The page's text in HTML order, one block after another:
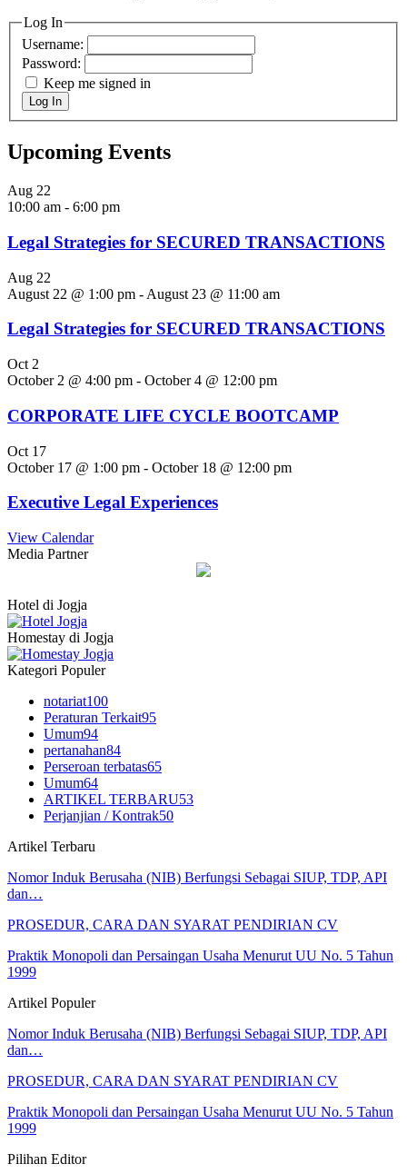
Log In
Username:
Password:
Keep me signed in
Log In
Upcoming Events
Aug 22
10:00 am - 6:00 pm
Legal Strategies for SECURED TRANSACTIONS
Aug 22
August 22 @ 1:00 pm - August 23 @ 11:00 am
Legal Strategies for SECURED TRANSACTIONS
Oct 2
October 2 @ 4:00 pm - October 4 @ 12:00 pm
CORPORATE LIFE CYCLE BOOTCAMP
Oct 17
October 17 @ 1:00 pm - October 18 @ 12:00 pm
Executive Legal Experiences
View Calendar
Media Partner
Hotel di Jogja
Homestay di Jogja
Kategori Populer
notariat100
Peraturan Terkait95
Umum94
pertanahan84
Perseroan terbatas65
Umum64
ARTIKEL TERBARU53
Perjanjian / Kontrak50
Artikel Terbaru
Nomor Induk Berusaha (NIB) Berfungsi Sebagai SIUP, TDP, API
dan…
PROSEDUR, CARA DAN SYARAT PENDIRIAN CV
Praktik Monopoli dan Persaingan Usaha Menurut UU No. 5 Tahun
1999
Artikel Populer
Nomor Induk Berusaha (NIB) Berfungsi Sebagai SIUP, TDP, API
dan…
PROSEDUR, CARA DAN SYARAT PENDIRIAN CV
Praktik Monopoli dan Persaingan Usaha Menurut UU No. 5 Tahun
1999
Pilihan Editor